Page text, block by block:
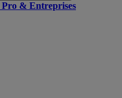
Pro & Entreprises